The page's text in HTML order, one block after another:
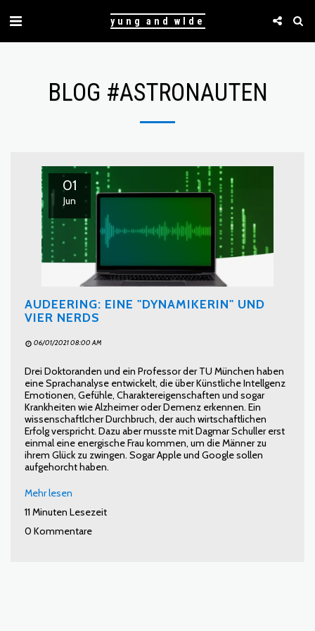
yung and wlde
BLOG #ASTRONAUTEN
01
Jun
AUDEERING: EINE "DYNAMIKERIN" UND
VIER NERDS
06/01/2021 08:00 AM
Drei Doktoranden und ein Professor der TU München haben
eine Sprachanalyse entwickelt, die über Künstliche Intellgenz
Emotionen, Gefühle, Charaktereigenschaften und sogar
Krankheiten wie Alzheimer oder Demenz erkennen. Ein
wissenschaftlcher Durchbruch, der auch wirtschaftlichen
Erfolg verspricht. Dazu aber musste mit Dagmar Schuller erst
einmal eine energische Frau kommen, um die Männer zu
ihrem Glück zu zwingen. Sogar Apple und Google sollen
aufgehorcht haben.
Mehr lesen
11 Minuten Lesezeit
0 Kommentare